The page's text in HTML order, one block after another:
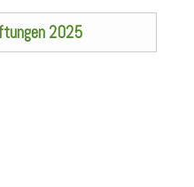
2025